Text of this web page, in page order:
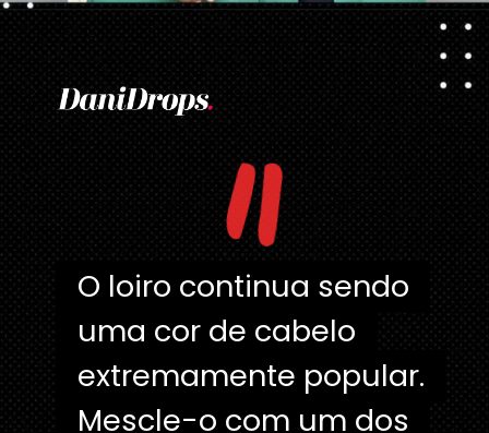
Opening
"
O loiro continua sendo
uma cor de cabelo
extremamente popular.
Mescle-o com um dos
O loiro continua sendo
uma cor de cabelo
extremamente popular.
Mescle-o com um dos